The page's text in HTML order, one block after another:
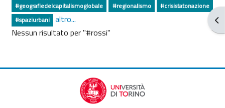
#geografiedelcapitalismoglobale
#regionalismo
#crisistatonazione
#spaziurbani altro...
Nessun risultato per "#rossi"